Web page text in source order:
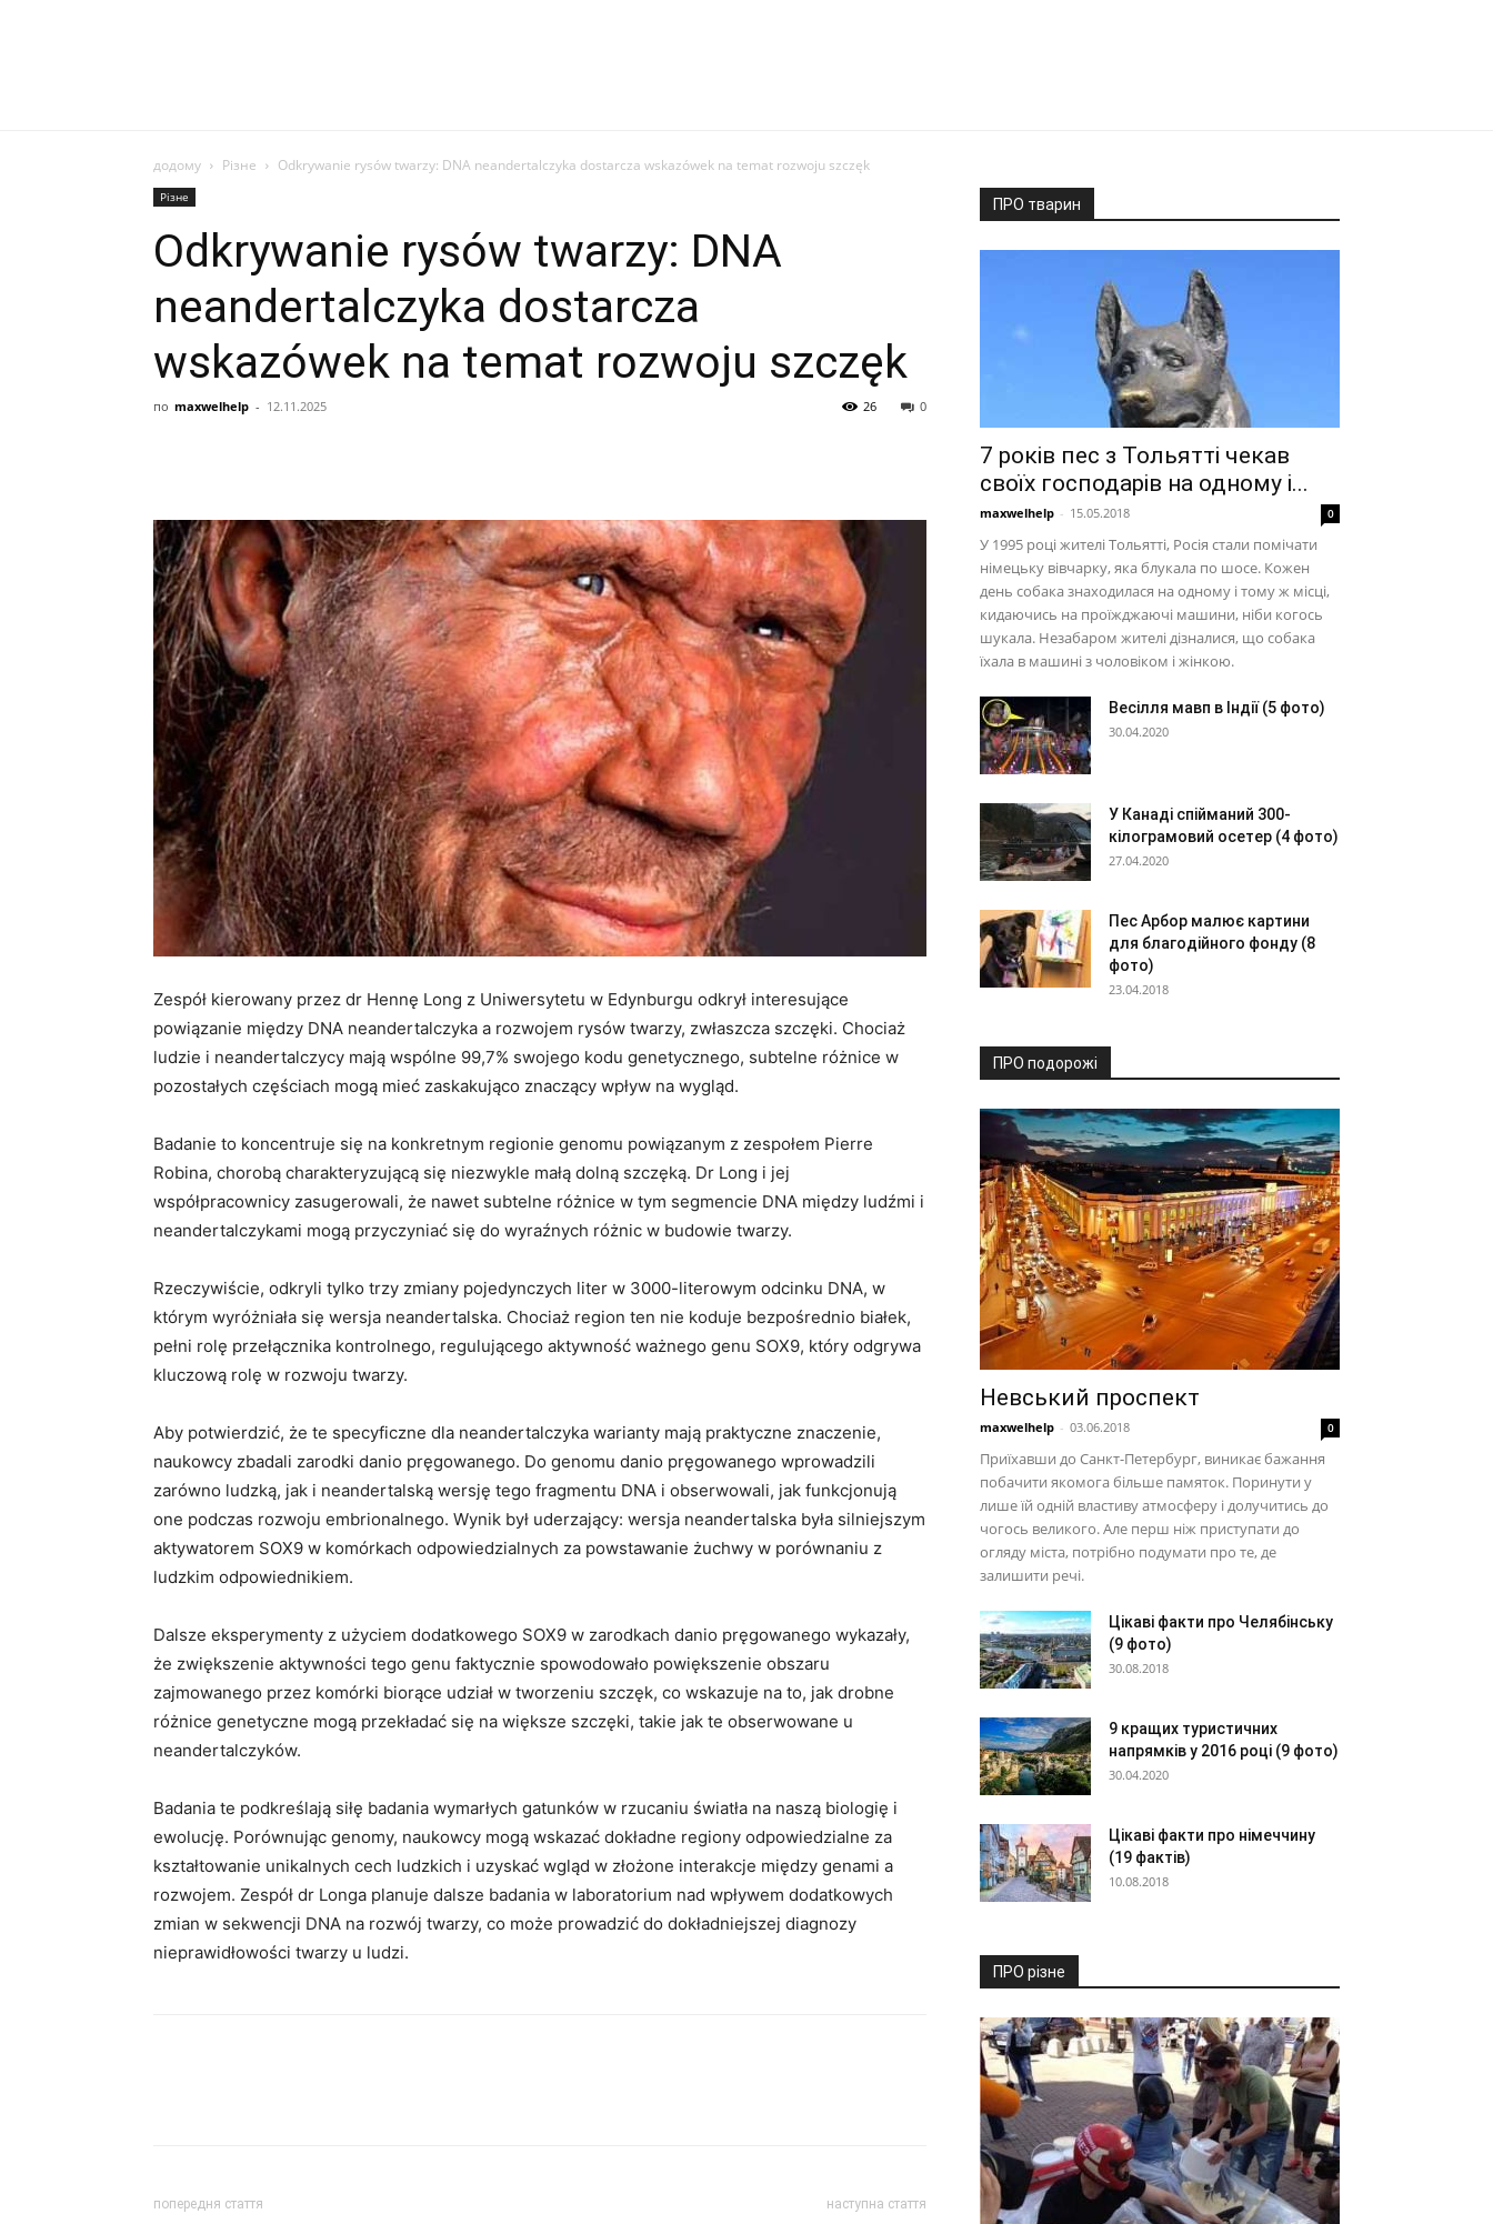
додому Різне Odkrywanie rysów twarzy: DNA neandertalczyka dostarcza wskazówek na temat rozwoju szczęk
Різне
Odkrywanie rysów twarzy: DNA
neandertalczyka dostarcza
wskazówek na temat rozwoju szczęk
по maxwelhelp - 12.11.2025 0
26
Zespół kierowany przez dr Hennę Long z Uniwersytetu w Edynburgu odkrył interesujące
powiązanie między DNA neandertalczyka a rozwojem rysów twarzy, zwłaszcza szczęki. Chociaż
ludzie i neandertalczycy mają wspólne 99,7% swojego kodu genetycznego, subtelne różnice w
pozostałych częściach mogą mieć zaskakująco znaczący wpływ na wygląd.
Badanie to koncentruje się na konkretnym regionie genomu powiązanym z zespołem Pierre
Robina, chorobą charakteryzującą się niezwykle małą dolną szczęką. Dr Long i jej
współpracownicy zasugerowali, że nawet subtelne różnice w tym segmencie DNA między ludźmi i
neandertalczykami mogą przyczyniać się do wyraźnych różnic w budowie twarzy.
Rzeczywiście, odkryli tylko trzy zmiany pojedynczych liter w 3000-literowym odcinku DNA, w
którym wyróżniała się wersja neandertalska. Chociaż region ten nie koduje bezpośrednio białek,
pełni rolę przełącznika kontrolnego, regulującego aktywność ważnego genu SOX9, który odgrywa
kluczową rolę w rozwoju twarzy.
Aby potwierdzić, że te specyficzne dla neandertalczyka warianty mają praktyczne znaczenie,
naukowcy zbadali zarodki danio pręgowanego. Do genomu danio pręgowanego wprowadzili
zarówno ludzką, jak i neandertalską wersję tego fragmentu DNA i obserwowali, jak funkcjonują
one podczas rozwoju embrionalnego. Wynik był uderzający: wersja neandertalska była silniejszym
aktywatorem SOX9 w komórkach odpowiedzialnych za powstawanie żuchwy w porównaniu z
ludzkim odpowiednikiem.
Dalsze eksperymenty z użyciem dodatkowego SOX9 w zarodkach danio pręgowanego wykazały,
że zwiększenie aktywności tego genu faktycznie spowodowało powiększenie obszaru
zajmowanego przez komórki biorące udział w tworzeniu szczęk, co wskazuje na to, jak drobne
różnice genetyczne mogą przekładać się na większe szczęki, takie jak te obserwowane u
neandertalczyków.
Badania te podkreślają siłę badania wymarłych gatunków w rzucaniu światła na naszą biologię i
ewolucję. Porównując genomy, naukowcy mogą wskazać dokładne regiony odpowiedzialne za
kształtowanie unikalnych cech ludzkich i uzyskać wgląd w złożone interakcje między genami a
rozwojem. Zespół dr Longa planuje dalsze badania w laboratorium nad wpływem dodatkowych
zmian w sekwencji DNA na rozwój twarzy, co może prowadzić do dokładniejszej diagnozy
nieprawidłowości twarzy u ludzi.
попередня стаття наступна стаття
ПРО тварин
7 років пес з Тольятті чекав
своїх господарів на одному і...
maxwelhelp - 15.05.2018 0
У 1995 році жителі Тольятті, Росія стали помічати
німецьку вівчарку, яка блукала по шосе. Кожен
день собака знаходилася на одному і тому ж місці,
кидаючись на проїжджаючі машини, ніби когось
шукала. Незабаром жителі дізналися, що собака
їхала в машині з чоловіком і жінкою.
Весілля мавп в Індії (5 фото)
30.04.2020
У Канаді спійманий 300-
кілограмовий осетер (4 фото)
27.04.2020
Пес Арбор малює картини
для благодійного фонду (8
фото)
23.04.2018
ПРО подорожі
Невський проспект
maxwelhelp - 03.06.2018 0
Приїхавши до Санкт-Петербург, виникає бажання
побачити якомога більше памяток. Поринути у
лише їй одній властиву атмосферу і долучитись до
чогось великого. Але перш ніж приступати до
огляду міста, потрібно подумати про те, де
залишити речі.
Цікаві факти про Челябінську
(9 фото)
30.08.2018
9 кращих туристичних
напрямків у 2016 році (9 фото)
30.04.2020
Цікаві факти про німеччину
(19 фактів)
10.08.2018
ПРО різне